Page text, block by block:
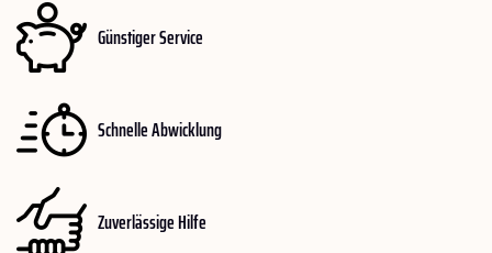
Günstiger Service
Schnelle Abwicklung
Zuverlässige Hilfe